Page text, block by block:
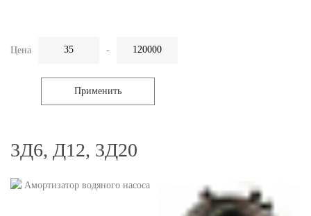
Цена -
Применить
3Д6, Д12, 3Д20